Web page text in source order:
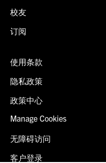
校友
订阅
使用条款
隐私政策
政策中心
Manage Cookies
无障碍访问
客户登录